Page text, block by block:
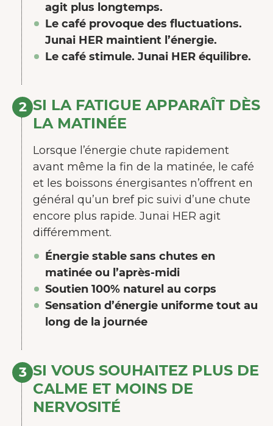
agit plus longtemps.
Le café provoque des fluctuations.
Junai HER maintient l’énergie.
Le café stimule. Junai HER équilibre.
2 SI LA FATIGUE APPARAÎT DÈS
LA MATINÉE
Lorsque l’énergie chute rapidement
avant même la fin de la matinée, le café
et les boissons énergisantes n’offrent en
général qu’un bref pic suivi d’une chute
encore plus rapide. Junai HER agit
différemment.
Énergie stable sans chutes en
matinée ou l’après-midi
Soutien 100% naturel au corps
Sensation d’énergie uniforme tout au
long de la journée
3 SI VOUS SOUHAITEZ PLUS DE
CALME ET MOINS DE
NERVOSITÉ